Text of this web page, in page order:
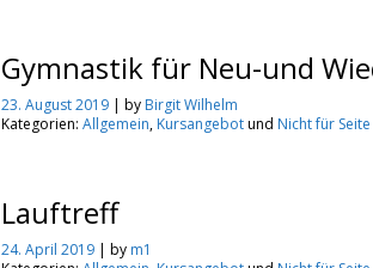
Gymnastik für Neu-und
23. August 2019 | by Birgit Wilhelm
Kategorien: Allgemein, Kursangebotund Nicht für
Lauftreff
24. April 2019 | by m1
***
Turngruppe für
Minis von 1 bis 2